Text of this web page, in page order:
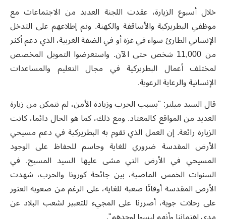
خلال أسبوع الزيارة، عقدت اللجنة العديد من الاجتماعات مع
موظفي البطريركية والأساقفة والكهنة. وتم إطلاعهم على التدخل
الإنساني الطارئ سواء في غزة أو في الضفة الغربية، الذي دعم أكثر
من 11,000 شخص حتى الآن. واستعرضوا التمويل المخصص
لمختلف أعمال البطريركية في مجال التعليم والمساعدات
الإنسانية والرعاية الرعوية.
قال السيد ميلنر: "بسبب الحرب وزيادة الأمن، لم نتمكن من زيارة
العديد من المواقع كالمعتاد. ومع ذلك، كما هو الحال دائما، كانت
الزيارة رائعة. إن العمل الذي تقوم به البطريركية في دعم مسيحي
الأرض المقدسة ضروري للغاية وحاسم للحفاظ على الوجود
المسيحي في الأرض التي مشى عليها السيد المسيح. في
السنوات الخمس الماضية، بين جائحة كورونا والحرب، شهدت
الأرض المقدسة أوقاتًا صعبة للغاية، على الرغم من صعوبة العثور
على رحلات جوية، أصررنا على المجيء للتعبير لشعب البلاد عن